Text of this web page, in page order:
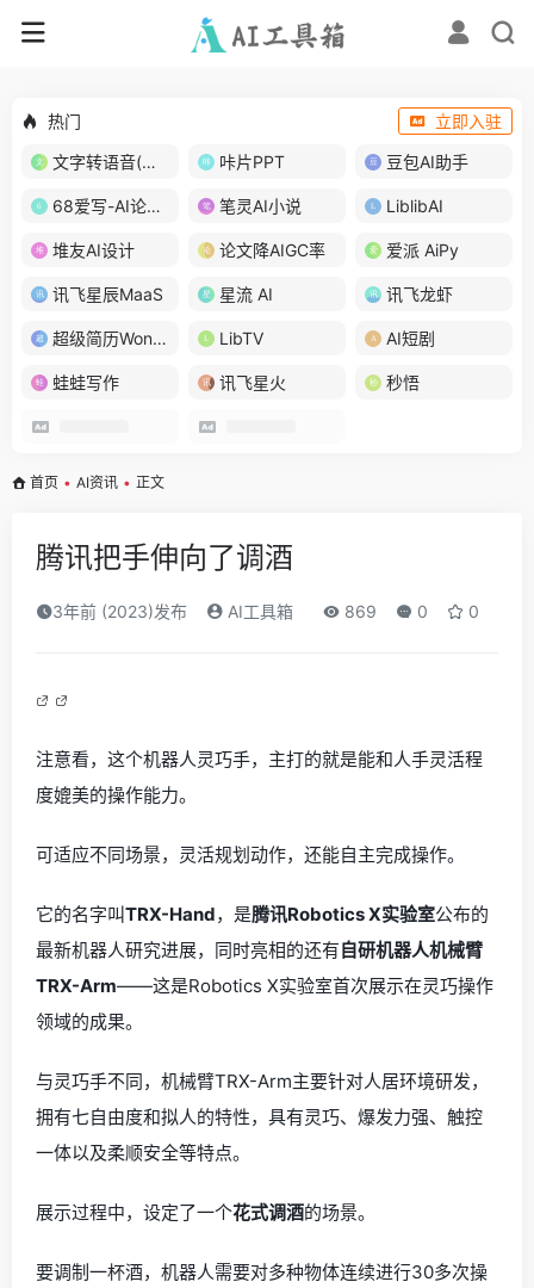
热门
立即入驻
文字转语音(琅琅配音)
咔片PPT 豆包AI助手
68爱写-AI论文写作 笔灵AI小说 LiblibAI
堆友AI设计 论文降AIGC率 爱派 AiPy
讯飞星辰MaaS 星流 AI 讯飞龙虾
超级简历WonderCV LibTV AI短剧
蛙蛙写作 讯飞星火 秒悟
首页 • AI资讯 • 正文
腾讯把手伸向了调酒
3年前 (2023)发布 AI工具箱 869 0 0
注意看，这个机器人灵巧手，主打的就是能和人手灵活程
度媲美的操作能力。
可适应不同场景，灵活规划动作，还能自主完成操作。
它的名字叫TRX-Hand，是腾讯Robotics X实验室公布的
最新机器人研究进展，同时亮相的还有自研机器人机械臂
TRX-Arm——这是Robotics X实验室首次展示在灵巧操作
领域的成果。
与灵巧手不同，机械臂TRX-Arm主要针对人居环境研发，
拥有七自由度和拟人的特性，具有灵巧、爆发力强、触控
一体以及柔顺安全等特点。
展示过程中，设定了一个花式调酒的场景。
要调制一杯酒，机器人需要对多种物体连续进行30多次操